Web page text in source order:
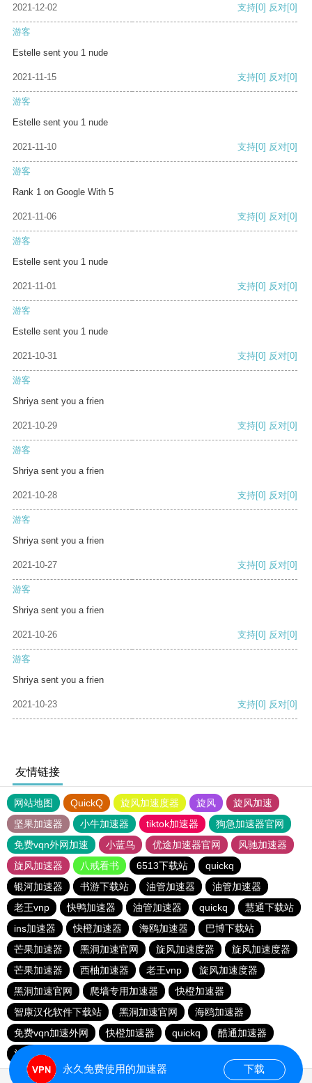
2021-12-02 支持[0] 反对[0]
游客
Estelle sent you 1 nude
2021-11-15 支持[0] 反对[0]
游客
Estelle sent you 1 nude
2021-11-10 支持[0] 反对[0]
游客
Rank 1 on Google With 5
2021-11-06 支持[0] 反对[0]
游客
Estelle sent you 1 nude
2021-11-01 支持[0] 反对[0]
游客
Estelle sent you 1 nude
2021-10-31 支持[0] 反对[0]
游客
Shriya sent you a frien
2021-10-29 支持[0] 反对[0]
游客
Shriya sent you a frien
2021-10-28 支持[0] 反对[0]
游客
Shriya sent you a frien
2021-10-27 支持[0] 反对[0]
游客
Shriya sent you a frien
2021-10-26 支持[0] 反对[0]
游客
Shriya sent you a frien
2021-10-23 支持[0] 反对[0]
友情链接
网站地图 QuickQ 旋风加速度器 旋风
旋风加速
坚果加速器
小牛加速器 tiktok加速器
狗急加速器官网
免费vqn外网加速
小蓝鸟 优途加速器官网
风驰加速器
旋风加速器
八戒看书 6513下载站
quickq
银河加速器
书游下载站 油管加速器
油管加速器
老王vnp
快鸭加速器 油管加速器 quickq
慧通下载站
ins加速器
快橙加速器 海鸥加速器
巴博下载站
芒果加速器
黑洞加速官网 旋风加速度器
旋风加速度器
芒果加速器
西柚加速器 老王vnp
旋风加速度器
黑洞加速官网
爬墙专用加速器
快橙加速器
智康汉化软件下载站
黑洞加速官网
海鸥加速器
免费vqn加速外网
快橙加速器 quickq
酷通加速器
旋风加速度器
永久免费使用的加速器 下载